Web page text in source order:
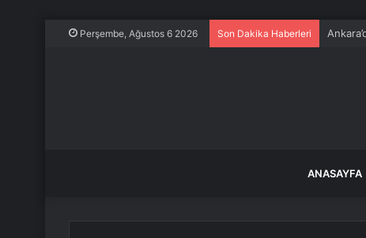
Perşembe, Ağustos 6 2026 Son Dakika Haberleri
ANASAYFA